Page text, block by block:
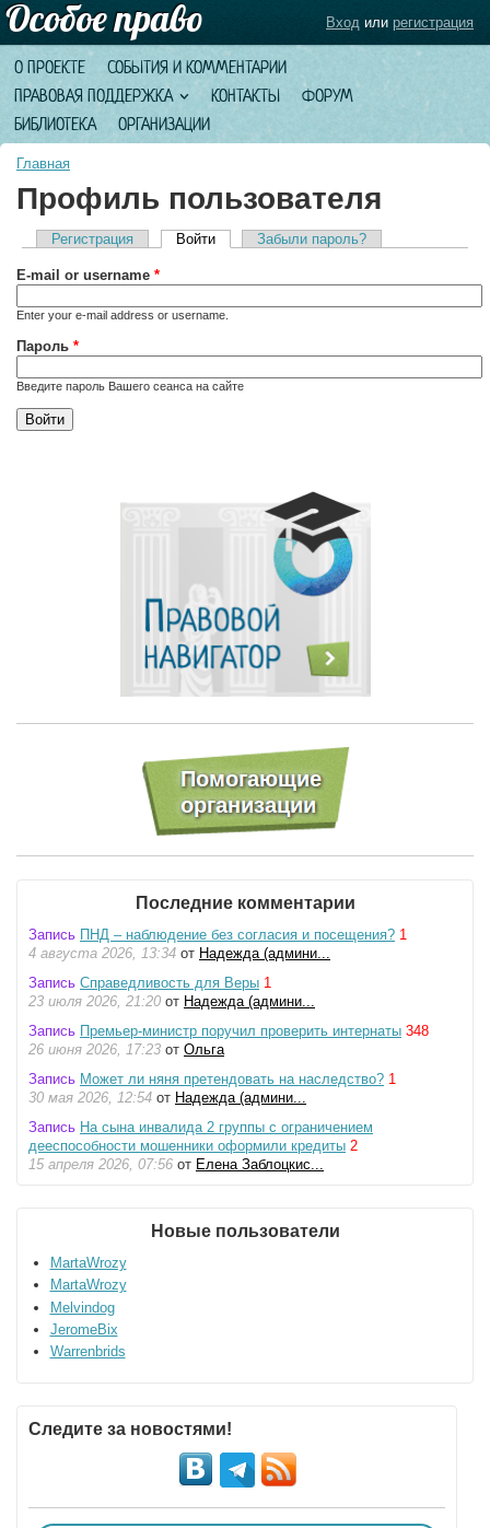
О ПРОЕКТЕ
СОБЫТИЯ И КОММЕНТАРИИ
ПРАВОВАЯ ПОДДЕРЖКА
КОНТАКТЫ
ФОРУМ
БИБЛИОТЕКА
ОРГАНИЗАЦИИ
Вход или регистрация
Главная
Профиль пользователя
Главные вкладки
Регистрация Войти(активная вкладка)
Забыли пароль?
E-mail or username *
Enter your e-mail address or username.
Пароль *
Введите пароль Вашего сеанса на сайте
Последние комментарии
Запись ПНД – наблюдение без согласия и посещения? 1
4 августа 2026, 13:34 от Надежда (админи...
Запись Справедливость для Веры 1
23 июля 2026, 21:20 от Надежда (админи...
Запись Премьер-министр поручил проверить интернаты 348
26 июня 2026, 17:23 от Ольга
Запись Может ли няня претендовать на наследство? 1
30 мая 2026, 12:54 от Надежда (админи...
Запись На сына инвалида 2 группы с ограничением
дееспособности мошенники оформили кредиты 2
15 апреля 2026, 07:56 от Елена Заблоцкис...
Новые пользователи
MartaWrozy
MartaWrozy
Melvindog
JeromeBix
Warrenbrids
Следите за новостями!